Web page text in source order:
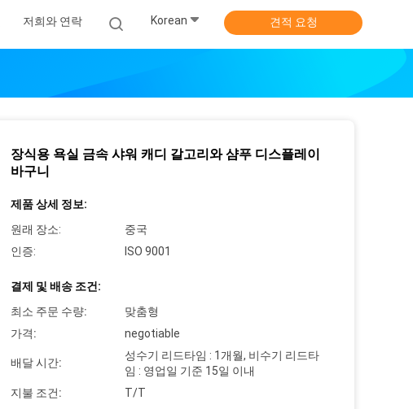
저희와 연락 Korean 견적 요청
장식용 욕실 금속 샤워 캐디 갈고리와 샴푸 디스플레이
바구니
제품 상세 정보:
원래 장소:
중국
인증:
ISO 9001
결제 및 배송 조건:
최소 주문 수량:
맞춤형
가격:
negotiable
배달 시간:
성수기 리드타임 : 1개월, 비수기 리드타
임 : 영업일 기준 15일 이내
지불 조건:
T/T